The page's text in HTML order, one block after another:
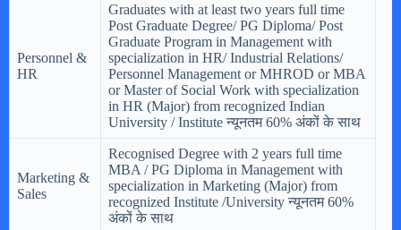
Personnel &
HR
Graduates with at least two years full time
Post Graduate Degree/ PG Diploma/ Post
Graduate Program in Management with
specialization in HR/ Industrial Relations/
Personnel Management or MHROD or MBA
or Master of Social Work with specialization
in HR (Major) from recognized Indian
University / Institute न्यूनतम 60% अंकों के साथ
Marketing &
Sales
Recognised Degree with 2 years full time
MBA / PG Diploma in Management with
specialization in Marketing (Major) from
recognized Institute /University न्यूनतम 60%
अंकों के साथ